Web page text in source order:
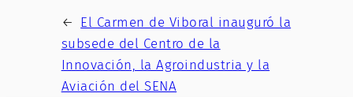
← El Carmen de Viboral inauguró la
subsede del Centro de la
Innovación, la Agroindustria y la
Aviación del SENA